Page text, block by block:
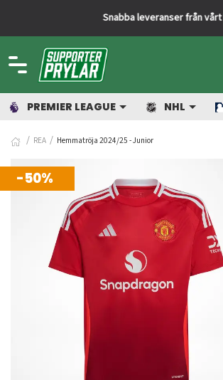
Snabba leveranser från vårt
PREMIER LEAGUE NHL
REA Hemmatröja 2024/25 - Junior
-50%